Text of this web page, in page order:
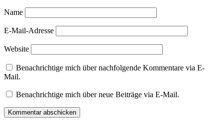
Name
E-Mail-Adresse
Website
Benachrichtige mich über nachfolgende Kommentare via E-
Mail.
Benachrichtige mich über neue Beiträge via E-Mail.